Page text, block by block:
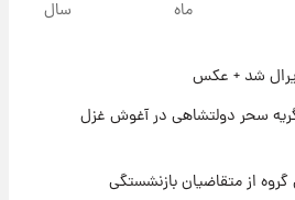
پربارش‌تر خواهند بود؟
تیکدری، محبی و سرگیف با اعداد ویژه
ماه سال
شد + عکس
سحر دولتشاهی در آغوش غزل